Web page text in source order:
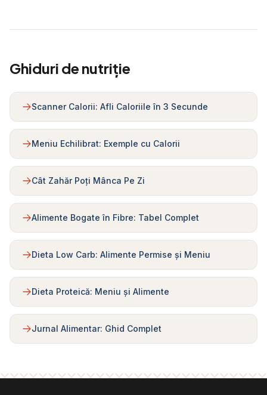
Ghiduri de nutriție
Scanner Calorii: Afli Caloriile în 3 Secunde
Meniu Echilibrat: Exemple cu Calorii
Cât Zahăr Poți Mânca Pe Zi
Alimente Bogate în Fibre: Tabel Complet
Dieta Low Carb: Alimente Permise și Meniu
Dieta Proteică: Meniu și Alimente
Jurnal Alimentar: Ghid Complet